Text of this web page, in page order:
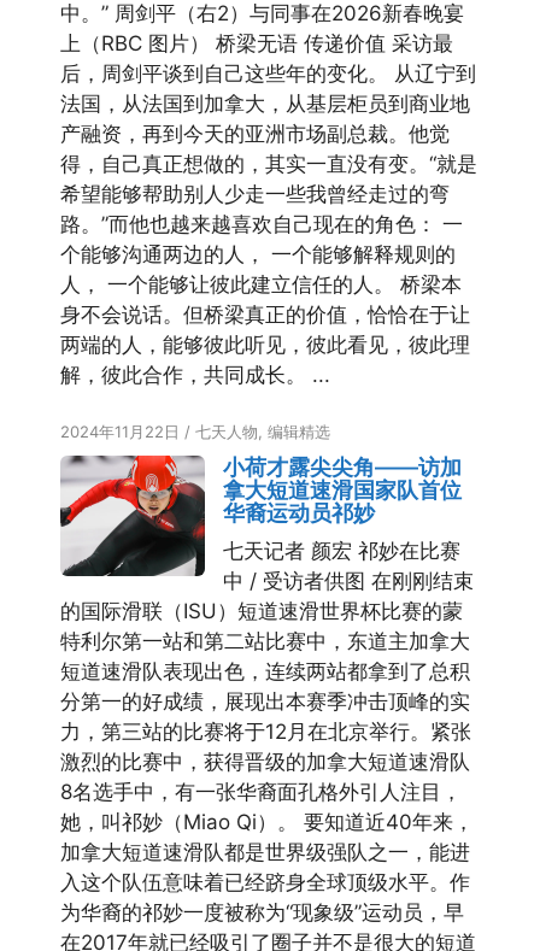
中。” 周剑平（右2）与同事在2026新春晚宴
上（RBC 图片） 桥梁无语 传递价值 采访最
后，周剑平谈到自己这些年的变化。 从辽宁到
法国，从法国到加拿大，从基层柜员到商业地
产融资，再到今天的亚洲市场副总裁。他觉
得，自己真正想做的，其实一直没有变。“就是
希望能够帮助别人少走一些我曾经走过的弯
路。”而他也越来越喜欢自己现在的角色： 一
个能够沟通两边的人， 一个能够解释规则的
人， 一个能够让彼此建立信任的人。 桥梁本
身不会说话。但桥梁真正的价值，恰恰在于让
两端的人，能够彼此听见，彼此看见，彼此理
解，彼此合作，共同成长。 ...
2024年11月22日 / 七天人物 编辑精选
小荷才露尖尖角——访加
拿大短道速滑国家队首位
华裔运动员祁妙
七天记者 颜宏 祁妙在比赛
中 / 受访者供图 在刚刚结束
的国际滑联（ISU）短道速滑世界杯比赛的蒙
特利尔第一站和第二站比赛中，东道主加拿大
短道速滑队表现出色，连续两站都拿到了总积
分第一的好成绩，展现出本赛季冲击顶峰的实
力，第三站的比赛将于12月在北京举行。紧张
激烈的比赛中，获得晋级的加拿大短道速滑队
8名选手中，有一张华裔面孔格外引人注目，
她，叫祁妙（Miao Qi）。 要知道近40年来，
加拿大短道速滑队都是世界级强队之一，能进
入这个队伍意味着已经跻身全球顶级水平。作
为华裔的祁妙一度被称为“现象级”运动员，早
在2017年就已经吸引了圈子并不是很大的短道